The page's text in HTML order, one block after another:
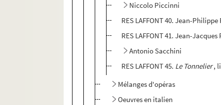
Niccolo Piccinni
RES LAFFONT 40. Jean-
RES LAFFONT 41. Jean-
Antonio Sacchini
RES LAFFONT 45. Le Tonnelier,
Mélanges d'opéras
Oeuvres en italien